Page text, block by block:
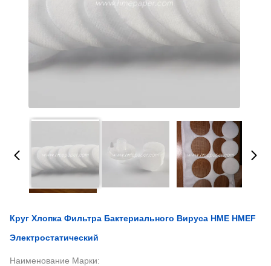
Круг Хлопка Фильтра Бактериального Вируса HME HMEF
Электростатический
Наименование Марки: